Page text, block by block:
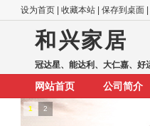
设为首页 收藏本站 保存到桌面
和兴家居
冠达星、能达利、大仁嘉、好
网站首页 公司简介
1 2